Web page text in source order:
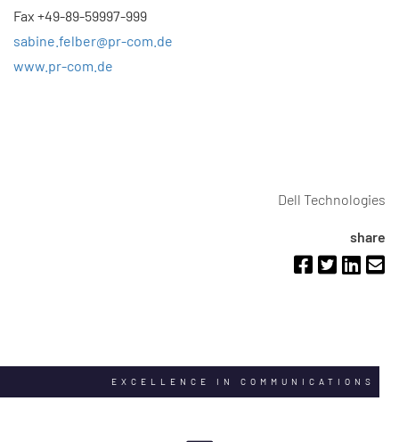
Fax +49-89-59997-999
sabine.felber@pr-com.de
www.pr-com.de
Dell Technologies
share
EXCELLENCE IN COMMUNICATIONS